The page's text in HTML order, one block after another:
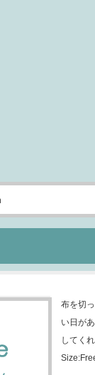
布を切
い日が
してく